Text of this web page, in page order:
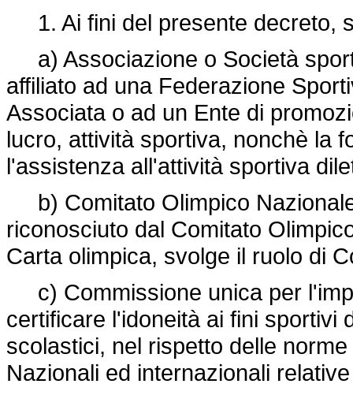
1. Ai fini del presente decreto,
a) Associazione o Società
affiliato ad una Federazione
Associata o ad un Ente di
lucro, attività sportiva, nonchè la
l'assistenza all'attività sportiva
b) Comitato Olimpico
riconosciuto dal Comitato
Carta olimpica, svolge il ruolo di
c) Commissione unica per
certificare l'idoneità ai fini sportivi
scolastici, nel rispetto delle
Nazionali ed internazionali